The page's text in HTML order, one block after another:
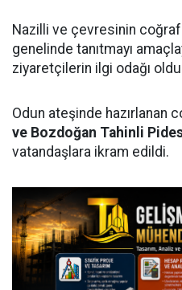
Nazilli ve çevresinin
genelinde tanıtmayı
ziyaretçilerin ilgi odağı
Odun ateşinde hazırlanan
ve Bozdoğan Tahinli
vatandaşlara ikram edildi.